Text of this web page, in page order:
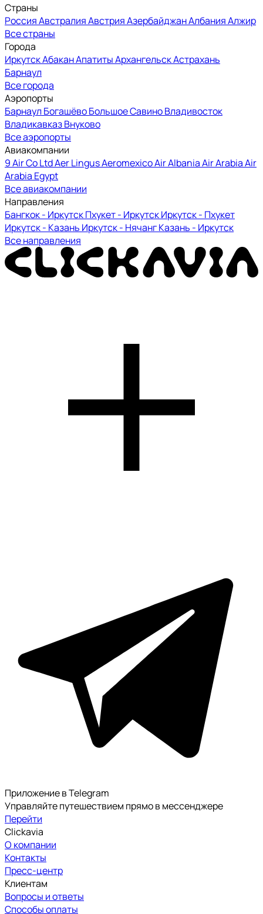
Страны
РоссияАвстралияАвстрияАзербайджанАлбанияАлжир
Все страны
Города
ИркутскАбаканАпатитыАрхангельскАстрахань
Барнаул
Все города
Аэропорты
БарнаулБогашёвоБольшое СавиноВладивосток
ВладикавказВнуково
Все аэропорты
Авиакомпании
9 Air Co LtdAer LingusAeromexicoAir AlbaniaAir ArabiaAir
Arabia Egypt
Все авиакомпании
Направления
Бангкок - ИркутскПхукет - ИркутскИркутск - Пхукет
Иркутск - Казань Иркутск - НячангКазань - Иркутск
Все направления
Приложение в Telegram
Управляйте путешествием прямо в мессенджере
Перейти
Clickavia
О компании
Контакты
Пресс-центр
Клиентам
Вопросы и ответы
Способы оплаты